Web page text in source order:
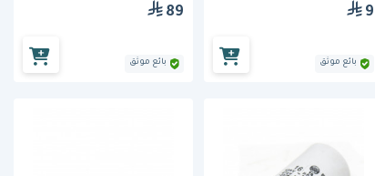
9
بائع موثق
89
بائع موثق